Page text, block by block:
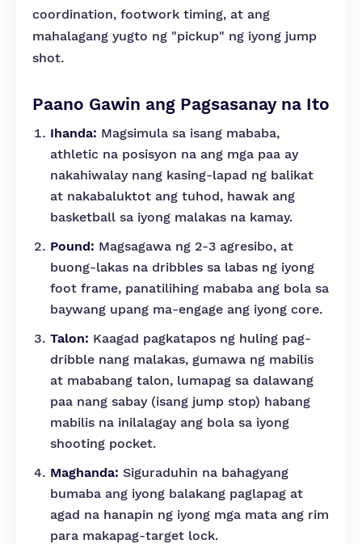
coordination, footwork timing, at ang
mahalagang yugto ng "pickup" ng iyong jump
shot.
Paano Gawin ang Pagsasanay na Ito
Ihanda: Magsimula sa isang mababa,
athletic na posisyon na ang mga paa ay
nakahiwalay nang kasing-lapad ng balikat
at nakabaluktot ang tuhod, hawak ang
basketball sa iyong malakas na kamay.
Pound: Magsagawa ng 2-3 agresibo, at
buong-lakas na dribbles sa labas ng iyong
foot frame, panatilihing mababa ang bola sa
baywang upang ma-engage ang iyong core.
Talon: Kaagad pagkatapos ng huling pag-
dribble nang malakas, gumawa ng mabilis
at mababang talon, lumapag sa dalawang
paa nang sabay (isang jump stop) habang
mabilis na inilalagay ang bola sa iyong
shooting pocket.
Maghanda: Siguraduhin na bahagyang
bumaba ang iyong balakang paglapag at
agad na hanapin ng iyong mga mata ang rim
para makapag-target lock.